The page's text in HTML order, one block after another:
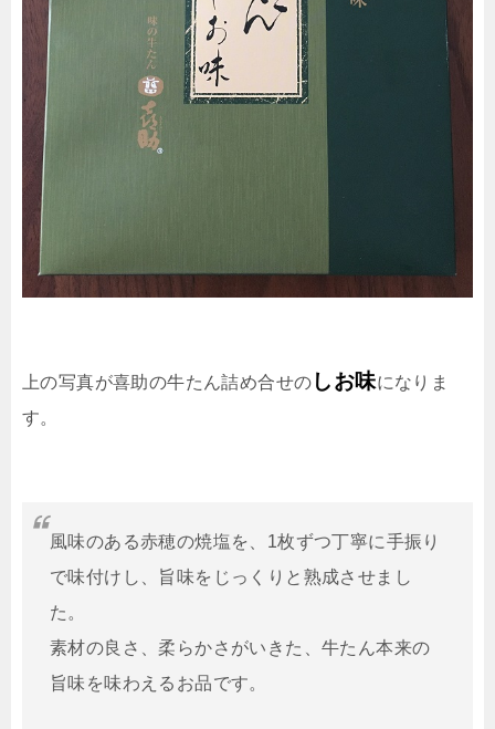
上の写真が喜助の牛たん詰め合せの しお味になりま
す。
風味のある赤穂の焼塩を、1枚ずつ丁寧に手振り
で味付けし、旨味をじっくりと熟成させまし
た。
素材の良さ、柔らかさがいきた、牛たん本来の
旨味を味わえるお品です。